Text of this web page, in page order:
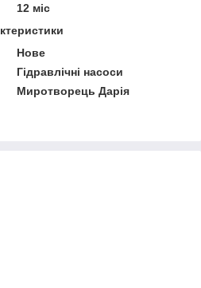
12 міс
Нове
Гідравлічні насоси
Миротворець Дарія